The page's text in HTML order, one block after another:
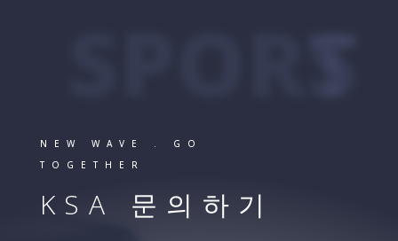
SPORTS
NEW WAVE . GO
TOGETHER
KSA 문의하기